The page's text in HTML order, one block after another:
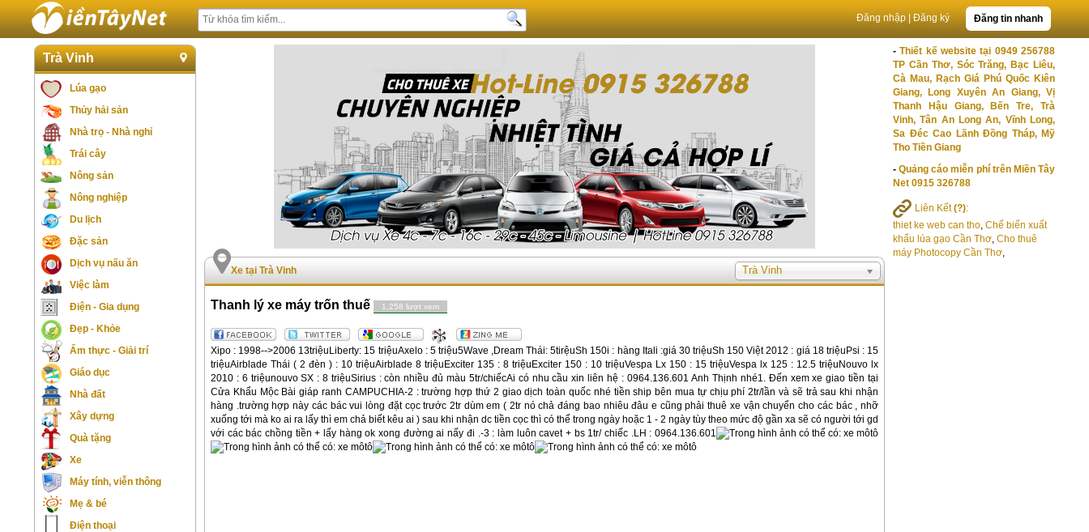
Đăng tin nhanh
Đăng nhập Đăng ký
Trà Vinh
Lúa gạo
Thủy hải sản
Nhà trọ - Nhà nghỉ
Trái cây
Nông sản
Nông nghiệp
Du lịch
Đặc sản
Dịch vụ nấu ăn
Việc làm
Điện - Gia dụng
Đẹp - Khỏe
Ẩm thực - Giải trí
Giáo dục
Nhà đất
Xây dựng
Quà tặng
Xe
Máy tính, viễn thông
Mẹ & bé
Điện thoại
-Thiết kế website tại 0949 256788
TP Cần Thơ, Sóc Trăng, Bạc Liêu,
Cà Mau, Rạch Giá Phú Quốc Kiên
Giang, Long Xuyên An Giang, Vị
Thanh Hậu Giang, Bến Tre, Trà
Vinh, Tân An Long An, Vĩnh Long,
Sa Đéc Cao Lãnh Đồng Tháp, Mỹ
Tho Tiền Giang
-Quảng cáo miễn phí trên Miền Tây
Net 0915 326788
Liên Kết(?):
thiet ke web can tho, Chế biến xuất
khẩu lúa gạo Cần Thơ, Cho thuê
máy Photocopy Cần Thơ,
Xe tại Trà Vinh
Trà Vinh
Thanh lý xe máy trốn thuế 1,258 lượt xem
Xipo : 1998-->2006 13triệuLiberty: 15 triệuAxelo : 5 triệu5Wave ,Dream Thái: 5tirệuSh 150i : hàng Itali :giá 30 triệuSh 150 Việt 2012 : giá 18 triệuPsi : 15
triệuAirblade Thái ( 2 đèn ) : 10 triệuAirblade 8 triệuExciter 135 : 8 triệuExciter 150 : 10 triệuVespa Lx 150 : 15 triệuVespa lx 125 : 12.5 triệuNouvo lx
2010 : 6 triệunouvo SX : 8 triệuSirius : còn nhiều đủ màu 5tr/chiếcAi có nhu cầu xin liên hệ : 0964.136.601 Anh Thịnh nhé1. Đến xem xe giao tiền tại
Cửa Khẩu Mộc Bài giáp ranh CAMPUCHIA-2 : trường hợp thứ 2 giao dịch toàn quốc nhé tiền ship bên mua tự chịu phí 2tr/lần và sẽ trả sau khi nhận
hàng .trường hợp này các bác vui lòng đặt cọc trước 2tr dùm em ( 2tr nó chả đáng bao nhiêu đâu e cũng phải thuê xe vận chuyển cho các bác , nhỡ
xuống tới mà ko ai ra lấy thì em chả biết kêu ai ) sau khi nhận dc tiền cọc thì có thể trong ngày hoặc 1 - 2 ngày tùy theo mức độ gần xa sẽ có người tới gd
với các bác chồng tiền + lấy hàng ok xong đường ai nấy đi .-3 : làm luôn cavet + bs 1tr/ chiếc .LH : 0964.136.601